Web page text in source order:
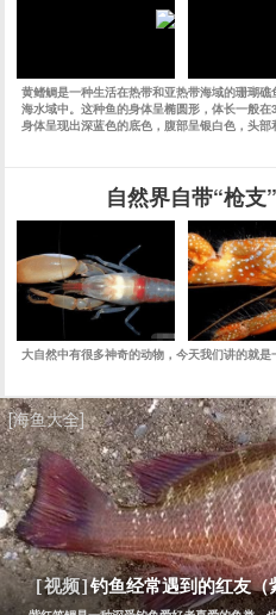
黄鳍鲷是一种生活在热带和亚热带海域的珊瑚
海水域中。这种鱼的身体呈椭圆形，体长一般
身体呈现出深蓝色的底色，腹部呈银白色，头
自然界自带“枪
大自然中有很多神奇的动物，今天我们讲的就
[海鱼大全]
[视频]钓鱼经常遇到的红友